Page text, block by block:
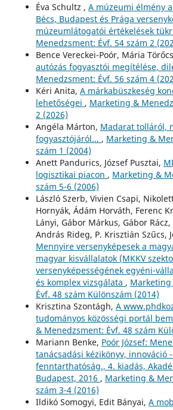
Éva Schultz , A múzeumi élmény
Bécs, Budapest és Prága
múzeumlátogatói értékelések
Menedzsment: Évf. 54 szám 2
Bence Vereckei-Poór, Mária
autózás fogyasztói megítélése,
Menedzsment: Évf. 56 szám 4
Kéri Anita, A márkabüszkeség
lehetőségei , Marketing &
2 (2026)
Angéla Márton, Madarat tolláról,
fogyasztójáról... , Marketing &
szám 1 (2004)
Anett Pandurics, József Pusztai,
logisztikai piacon , Marketing &
szám 5-6 (2006)
László Szerb, Vivien Csapi,
Hornyák, Ádám Horváth, Ferenc
Lányi, Gábor Márkus, Gábor
András Rideg, P. Krisztián Szűcs,
Mennyire versenyképesek a
magyar kisvállalatok (MKKV
versenyképességének egyéni-
és komplex vizsgálata ,
Évf. 48 szám Különszám (2014)
Krisztina Szontágh, A
tudományos közösségi portál
& Menedzsment: Évf. 48 szám
Mariann Benke, Poór József:
tanácsadási kézikönyv, innováció
fenntarthatóság., 4. kiadás,
Budapest, 2016 , Marketing &
szám 3-4 (2016)
Ildikó Somogyi, Edit Bányai, A